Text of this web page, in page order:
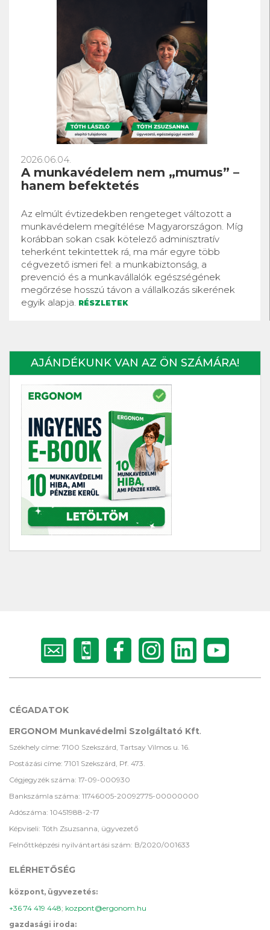
2026.06.04.
A munkavédelem nem „mumus” –
hanem befektetés
Az elmúlt évtizedekben rengeteget változott a
munkavédelem megítélése Magyarországon. Míg
korábban sokan csak kötelező adminisztratív
teherként tekintettek rá, ma már egyre több
cégvezető ismeri fel: a munkabiztonság, a
prevenció és a munkavállalók egészségének
megőrzése hosszú távon a vállalkozás sikerének
egyik alapja. RÉSZLETEK
AJÁNDÉKUNK VAN AZ ÖN SZÁMÁRA!
CÉGADATOK
ERGONOM Munkavédelmi Szolgáltató Kft.
Székhely címe: 7100 Szekszárd, Tartsay Vilmos u. 16.
Postázási címe: 7101 Szekszárd, Pf. 473.
Cégjegyzék száma: 17-09-000930
Bankszámla száma: 11746005-20092775-00000000
Adószáma: 10451988-2-17
Képviseli: Tóth Zsuzsanna, ügyvezető
Felnőttképzési nyilvántartási szám: B/2020/001633
ELÉRHETŐSÉG
központ, ügyvezetés:
+36 74 419 448; kozpont@ergonom.hu
gazdasági iroda: